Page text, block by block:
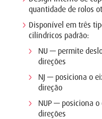
quantidade de rolos
Disponível em três
cilíndricos padrão:
NU — permite
direções
NJ — posiciona o
direção
NUP — posiciona
direções